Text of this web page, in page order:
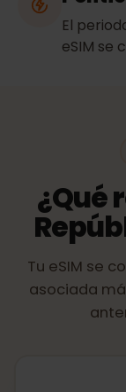
El
eSIM se
¿Qué
Tu eSIM se
asociada